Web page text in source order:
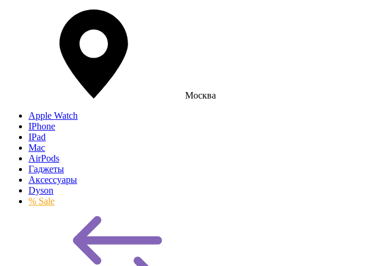
Москва
Apple Watch
IPhone
IPad
Mac
AirPods
Гаджеты
Аксессуары
Dyson
% Sale